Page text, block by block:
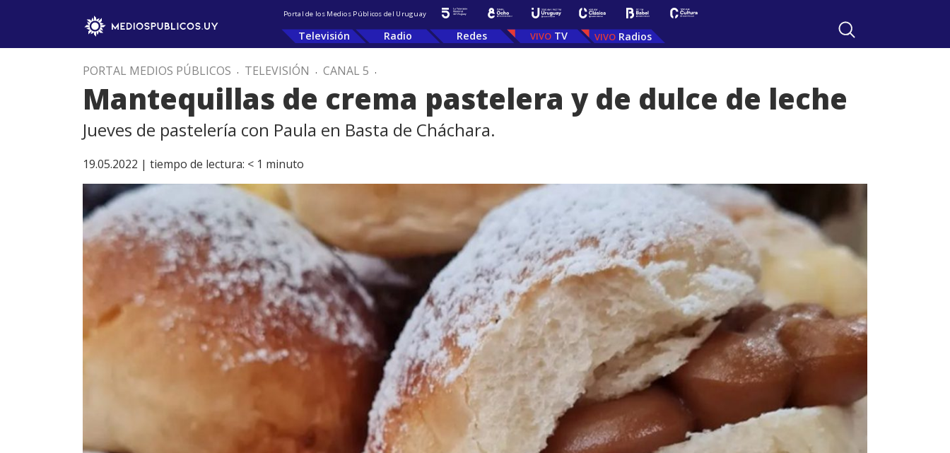
Portal de los Medios Públicos del Uruguay
Televisión Radio Redes TV Radios
PORTAL MEDIOS PÚBLICOS . TELEVISIÓN . CANAL 5 .
Mantequillas de crema pastelera y de dulce de leche
Jueves de pastelería con Paula en Basta de Cháchara.
19.05.2022 | tiempo de lectura: < 1 minuto